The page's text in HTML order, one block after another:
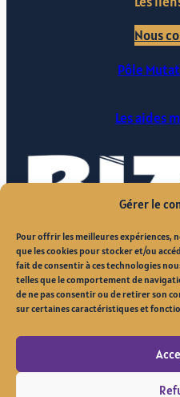
Gérer le
Pour offrir les meilleures expériences,
que les cookies pour stocker et/ou
fait de consentir à ces technologies
telles que le comportement de
de ne pas consentir ou de retirer son
sur certaines caractéristiques et
Nous
Pôle
Les aides
Site réalisé